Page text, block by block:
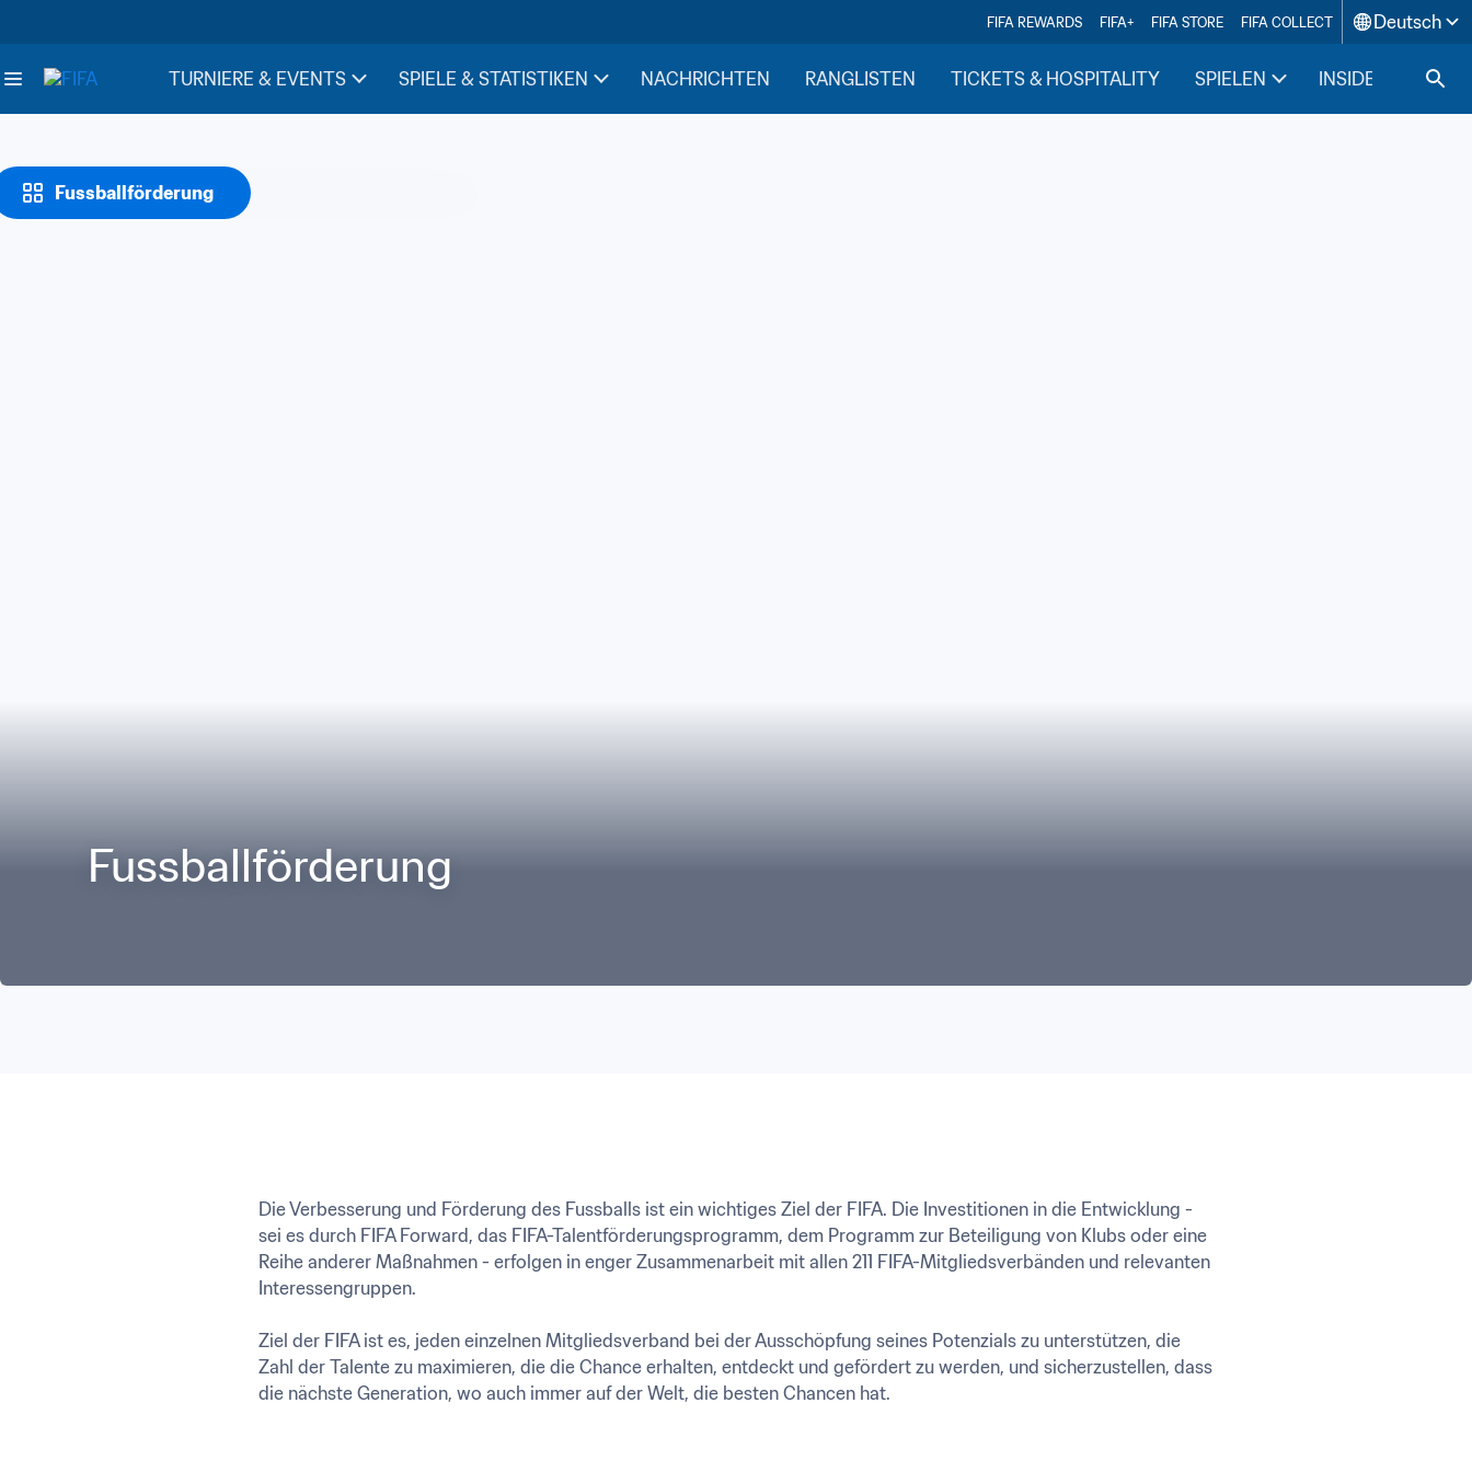
FIFA REWARDS FIFA+ FIFA STORE FIFA COLLECT Deutsch
TURNIERE & EVENTS SPIELE & STATISTIKEN NACHRICHTEN RANGLISTEN TICKETS & HOSPITALITY SPIELEN INSIDE FIFA
Fussballförderung
Fussballförderung
Die Verbesserung und Förderung des Fussballs ist ein wichtiges Ziel der FIFA. Die Investitionen in die Entwicklung -
sei es durch FIFA Forward, das FIFA-Talentförderungsprogramm, dem Programm zur Beteiligung von Klubs oder eine
Reihe anderer Maßnahmen - erfolgen in enger Zusammenarbeit mit allen 211 FIFA-Mitgliedsverbänden und relevanten
Interessengruppen.
Ziel der FIFA ist es, jeden einzelnen Mitgliedsverband bei der Ausschöpfung seines Potenzials zu unterstützen, die
Zahl der Talente zu maximieren, die die Chance erhalten, entdeckt und gefördert zu werden, und sicherzustellen, dass
die nächste Generation, wo auch immer auf der Welt, die besten Chancen hat.